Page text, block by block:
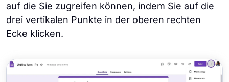
auf die Sie zugreifen können, indem Sie auf die
drei vertikalen Punkte in der oberen rechten
Ecke klicken.